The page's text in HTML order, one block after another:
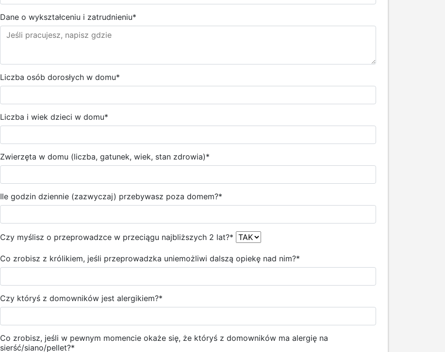
Dane o wykształceniu i zatrudnieniu*
Liczba osób dorosłych w domu*
Liczba i wiek dzieci w domu*
Zwierzęta w domu (liczba, gatunek, wiek, stan zdrowia)*
Ile godzin dziennie (zazwyczaj) przebywasz poza domem?*
Czy myślisz o przeprowadzce w przeciągu najbliższych 2 lat?*
Co zrobisz z królikiem, jeśli przeprowadzka uniemożliwi dalszą opiekę nad nim?*
Czy któryś z domowników jest alergikiem?*
Co zrobisz, jeśli w pewnym momencie okaże się, że któryś z domowników ma alergię na
sierść/siano/pellet?*